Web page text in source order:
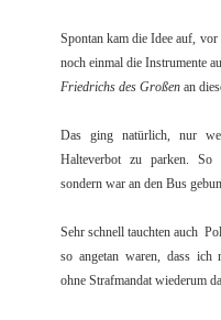
Spontan kam die Idee auf,
noch einmal die Instrumente
Friedrichs des Großen an
Das ging natürlich, nur
Halteverbot zu parken. So
sondern war an den Bus
Sehr schnell tauchten auch
so angetan waren, dass ich
ohne Strafmandat wiederum